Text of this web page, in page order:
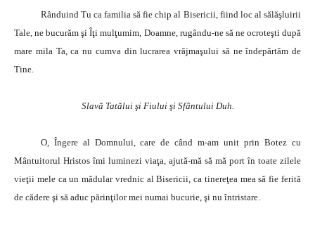
Rânduind Tu ca familia să fie chip al Bisericii, fiind loc al sălăşluirii
Tale, ne bucurăm şi Îţi mulţumim, Doamne, rugându-ne să ne ocroteşti după
mare mila Ta, ca nu cumva din lucrarea vrăjmaşului să ne îndepărtăm de
Tine.
Slavă Tatălui şi Fiului şi Sfântului Duh.
O, Îngere al Domnului, care de când m-am unit prin Botez cu
Mântuitorul Hristos îmi luminezi viaţa, ajută-mă să mă port în toate zilele
vieţii mele ca un mădular vrednic al Bisericii, ca tinereţea mea să fie ferită
de cădere şi să aduc părinţilor mei numai bucurie, şi nu întristare.